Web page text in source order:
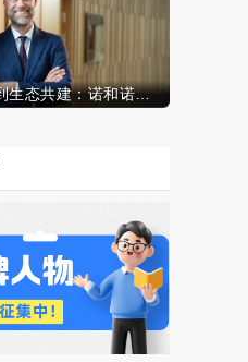
从前沿创新到生态共建：诺和诺德参加中国发展高层论坛2026年年会，携“中国同创”新里程碑深化对华承诺